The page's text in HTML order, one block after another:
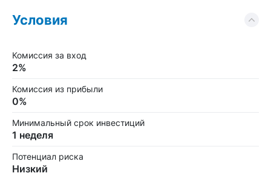
Условия
Комиссия за вход
2%
Комиссия из прибыли
0%
Минимальный срок инвестиций
1 неделя
Потенциал риска
Низкий